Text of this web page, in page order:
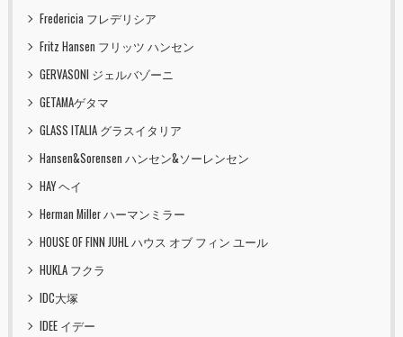
Fredericia フレデリシア
Fritz Hansen フリッツ ハンセン
GERVASONI ジェルバゾーニ
GETAMAゲタマ
GLASS ITALIA グラスイタリア
Hansen&Sorensen ハンセン&ソーレンセン
HAY ヘイ
Herman Miller ハーマンミラー
HOUSE OF FINN JUHL ハウス オブ フィン ユール
HUKLA フクラ
IDC大塚
IDEE イデー